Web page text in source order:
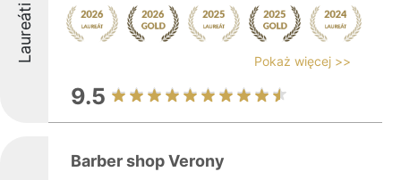
Laureáti Pokaż więcej >>
9.5
Barber shop Verony